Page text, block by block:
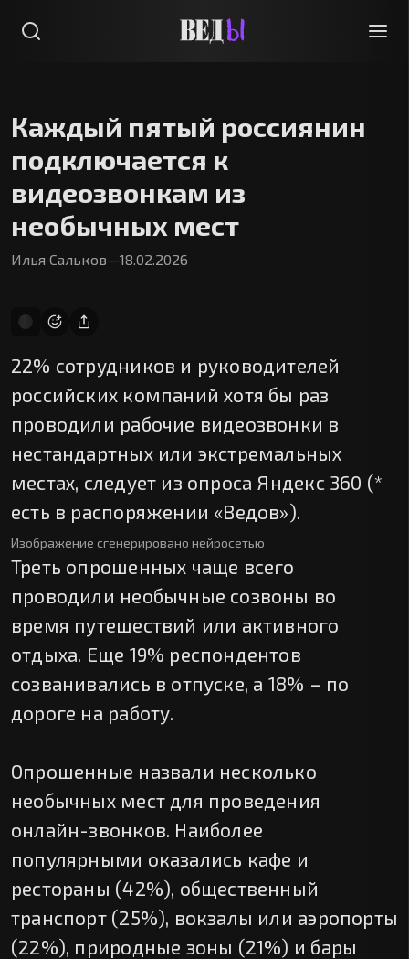
Каждый пятый россиянин
подключается к
видеозвонкам из
необычных мест
Илья Сальков—18.02.2026
22% сотрудников и руководителей
российских компаний хотя бы раз
проводили рабочие видеозвонки в
нестандартных или экстремальных
местах, следует из опроса Яндекс 360 (*
есть в распоряжении «Ведов»).
Изображение сгенерировано нейросетью
Треть опрошенных чаще всего
проводили необычные созвоны во
время путешествий или активного
отдыха. Еще 19% респондентов
созванивались в отпуске, а 18% – по
дороге на работу.
Опрошенные назвали несколько
необычных мест для проведения
онлайн-звонков. Наиболее
популярными оказались кафе и
рестораны (42%), общественный
транспорт (25%), вокзалы или аэропорты
(22%), природные зоны (21%) и бары